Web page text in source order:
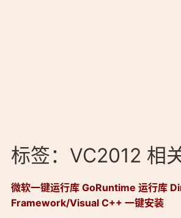
标签：VC2012 相
微软一键运行库 GoRuntime 运行库
Framework/Visual C++ 一键安装